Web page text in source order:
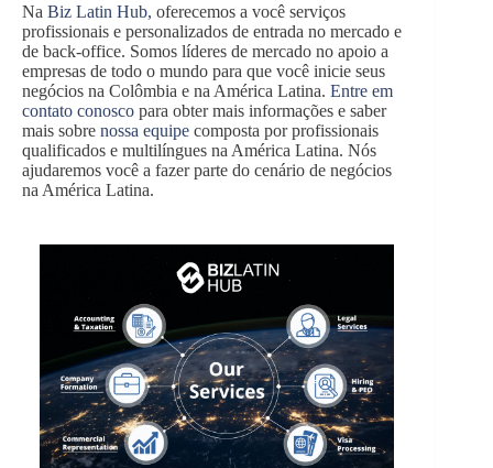
Na Biz Latin Hub, oferecemos a você serviços
profissionais e personalizados de entrada no mercado e
de back-office. Somos líderes de mercado no apoio a
empresas de todo o mundo para que você inicie seus
negócios na Colômbia e na América Latina. Entre em
contato conosco para obter mais informações e saber
mais sobre nossa equipe composta por profissionais
qualificados e multilíngues na América Latina. Nós
ajudaremos você a fazer parte do cenário de negócios
na América Latina.